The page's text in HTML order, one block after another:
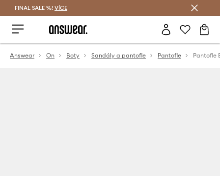
FINAL SALE %! VÍCE
Answear On Boty Sandály a pantofle Pantofle Pantofle